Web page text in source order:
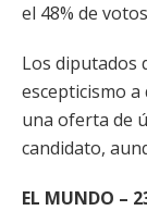
el 48% de
Los diputados
escepticismo
una oferta de
candidato,
EL MUNDO –